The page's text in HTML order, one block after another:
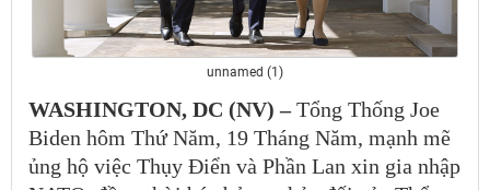
unnamed (1)
WASHINGTON, DC (NV) –Tổng Thống Joe
Biden hôm Thứ Năm, 19 Tháng Năm, mạnh mẽ
ủng hộ việc Thụy Điển và Phần Lan xin gia nhập